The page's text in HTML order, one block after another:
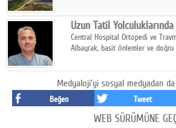
Uzun Tatil
Central Hospital Ortopedi ve
Albayrak, basit önlemler ve doğru
Medyaloji'yi sosyal medyadan
Beğen Tweet
WEB SÜRÜMÜNE